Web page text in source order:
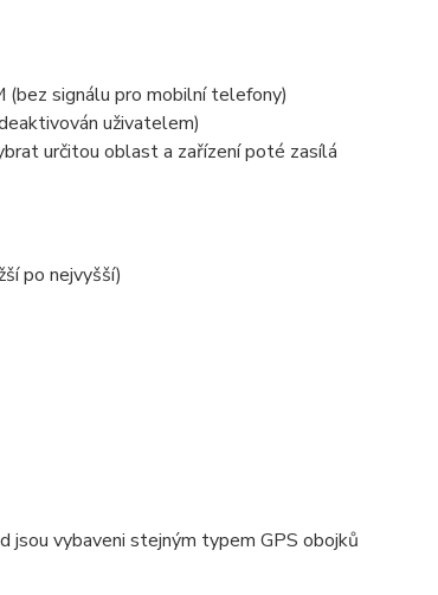
(bez signálu pro mobilní telefony)
uživatelem)
určitou oblast a zařízení poté zasílá
po nejvyšší)
jsou vybaveni stejným typem GPS obojků